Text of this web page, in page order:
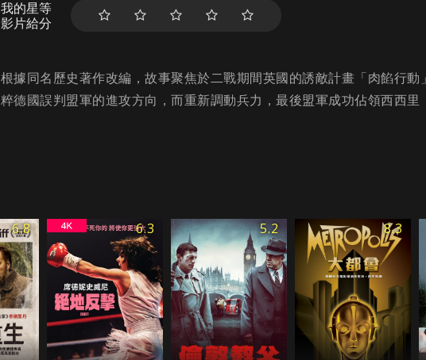
我的星等
影片給分
根據同名歷史著作改編，故事聚焦於二戰期間英國的誘敵計畫「肉餡行
粹德國誤判盟軍的進攻方向，而重新調動兵力，最後盟軍成功佔領西西里
6.8 6.3 5.2 8.3